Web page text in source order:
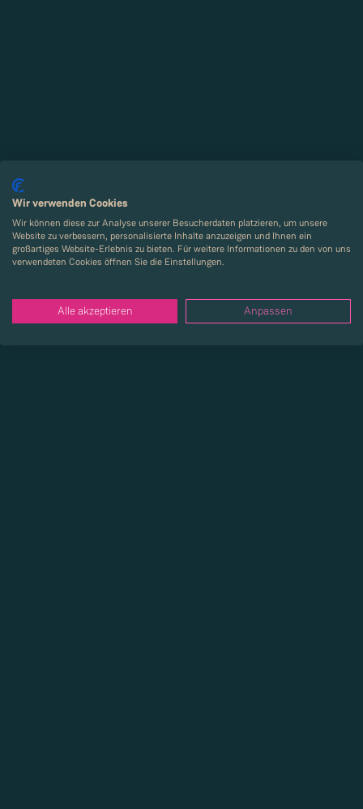
Wir verwenden Cookies
Wir können diese zur Analyse unserer Besucherdaten platzieren, um unsere
Website zu verbessern, personalisierte Inhalte anzuzeigen und Ihnen ein
großartiges Website-Erlebnis zu bieten. Für weitere Informationen zu den von uns
verwendeten Cookies öffnen Sie die Einstellungen.
Alle akzeptieren Anpassen